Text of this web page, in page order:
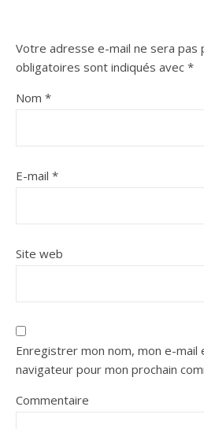
Votre adresse e-mail ne sera pas
obligatoires sont indiqués avec *
Nom *
E-mail *
Site web
Enregistrer mon nom, mon e-mail
navigateur pour mon prochain
Commentaire